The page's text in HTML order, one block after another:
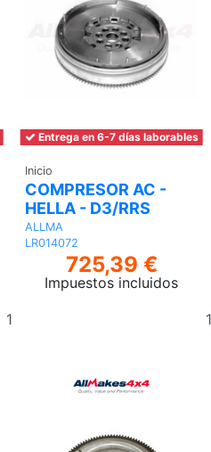
Entrega en 6-7 días laborables
Inicio
COMPRESOR AC -
HELLA - D3/RRS
ALLMA
LR014072
725,39 €
Impuestos incluidos